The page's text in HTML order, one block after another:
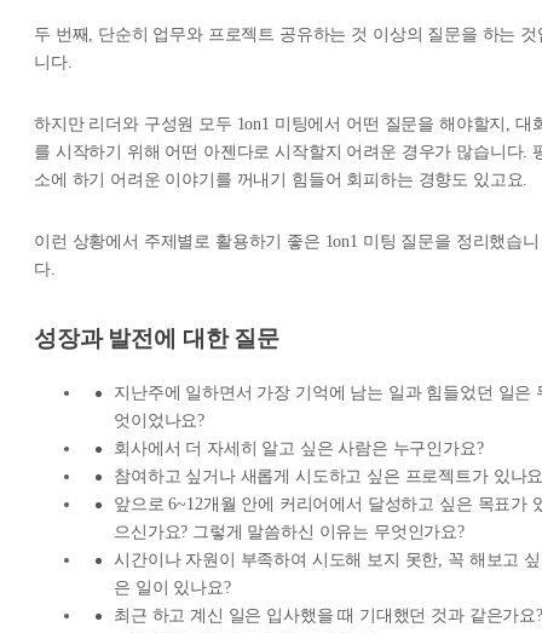
두 번째, 단순히 업무와 프로젝트 공유하는 것 이상의 질문을 하는 것
니다.
하지만 리더와 구성원 모두 1on1 미팅에서 어떤 질문을 해야할지, 대
를 시작하기 위해 어떤 아젠다로 시작할지 어려운 경우가 많습니다.
소에 하기 어려운 이야기를 꺼내기 힘들어 회피하는 경향도 있고요.
이런 상황에서 주제별로 활용하기 좋은 1on1 미팅 질문을 정리했습니
다.
성장과 발전에 대한 질문
지난주에 일하면서 가장 기억에 남는 일과 힘들었던 일은
엇이었나요?
회사에서 더 자세히 알고 싶은 사람은 누구인가요?
참여하고 싶거나 새롭게 시도하고 싶은 프로젝트가 있나
앞으로 6~12개월 안에 커리어에서 달성하고 싶은 목표가
으신가요? 그렇게 말씀하신 이유는 무엇인가요?
시간이나 자원이 부족하여 시도해 보지 못한, 꼭 해보고 싶
은 일이 있나요?
최근 하고 계신 일은 입사했을 때 기대했던 것과 같은가요?